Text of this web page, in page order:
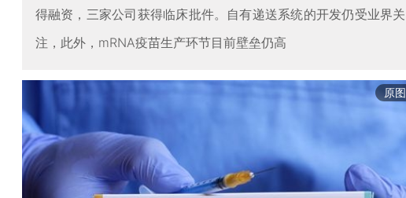
得融资，三家公司获得临床批件。自有递送系统的开发仍受业界关
注，此外，mRNA疫苗生产环节目前壁垒仍高
原图